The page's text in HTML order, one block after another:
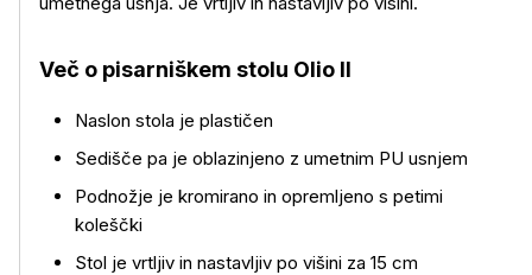
Več o izdelku
Več o pisarniškem stolu Olio II
Naslon stola je plastičen
Sedišče pa je oblazinjeno z umetnim PU usnjem
Podnožje je kromirano in opremljeno s petimi
koleščki
Stol je vrtljiv in nastavljiv po višini za 15 cm